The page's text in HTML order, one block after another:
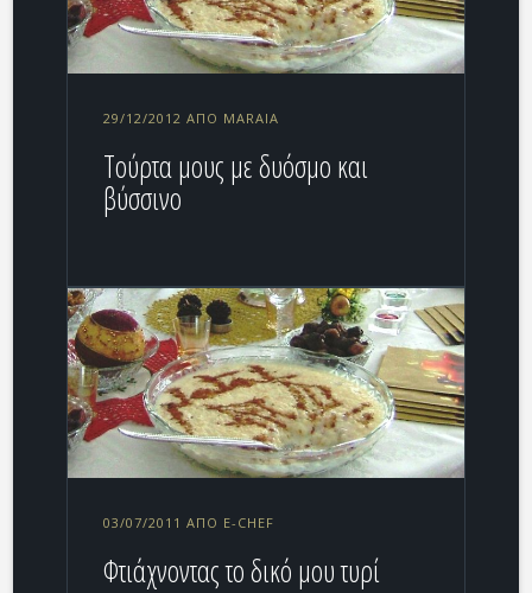
29/12/2012 ΑΠΌ MARAIA
Τούρτα μους με δυόσμο και
βύσσινο
03/07/2011 ΑΠΌ E-CHEF
Φτιάχνοντας το δικό μου τυρί